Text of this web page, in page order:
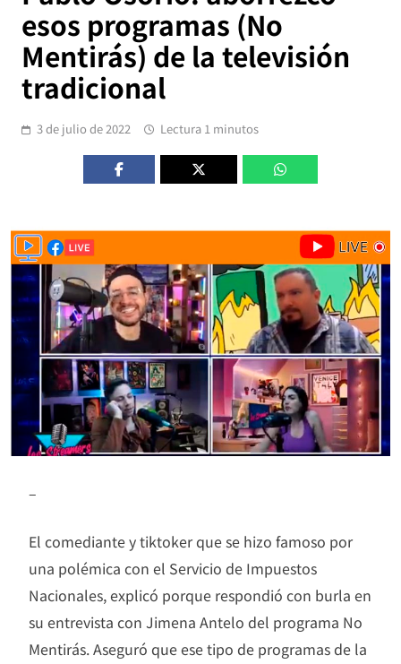
esos programas (No
Mentirás) de la televisión
tradicional
3 de julio de 2022 Lectura 1 minutos
–
El comediante y tiktoker que se hizo famoso por
una polémica con el Servicio de Impuestos
Nacionales, explicó porque respondió con burla en
su entrevista con Jimena Antelo del programa No
Mentirás. Aseguró que ese tipo de programas de la